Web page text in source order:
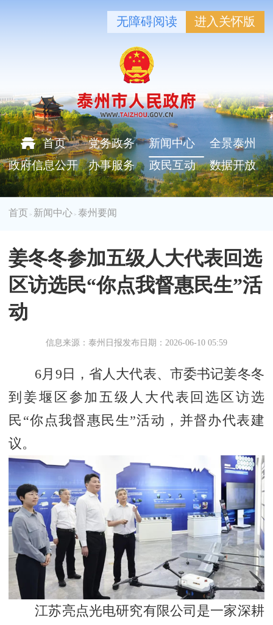
无障碍阅读 进入关怀版
首页 党务政务 新闻中心
全景泰州
政府信息公开
办事服务 政民互动 数据开放
首页 > 新闻中心 >泰州要闻
姜冬冬参加五级人大代表回选
区访选民“你点我督惠民生”活
动
信息来源：泰州日报发布日期：2026-06-10 05:59
6月9日，省人大代表、市委书记姜冬冬
到姜堰区参加五级人大代表回选区访选
民“你点我督惠民生”活动，并督办代表建
议。
江苏亮点光电研究有限公司是一家深耕